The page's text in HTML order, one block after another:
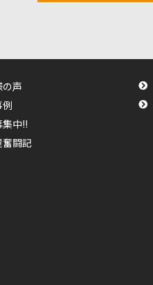
の声
中!!
奮闘記